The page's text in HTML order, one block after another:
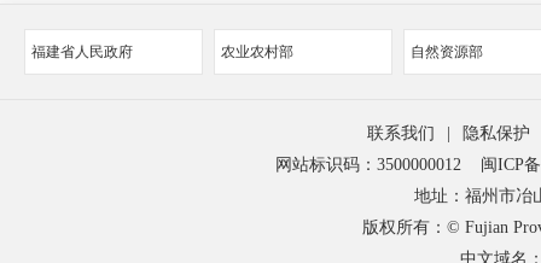
福建省人民政府 农业农村部 自然资源部
联系我们
隐私保护
网站标识码：3500000012
闽ICP
地址：福州市冶
版权所有：© Fujian
中文域名